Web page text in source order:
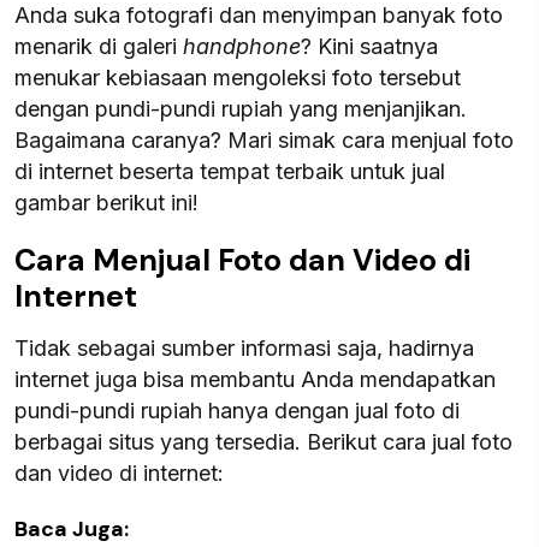
Anda suka fotografi dan menyimpan banyak foto
menarik di galeri handphone? Kini saatnya
menukar kebiasaan mengoleksi foto tersebut
dengan pundi-pundi rupiah yang menjanjikan.
Bagaimana caranya? Mari simak cara menjual foto
di internet beserta tempat terbaik untuk jual
gambar berikut ini!
Cara Menjual Foto dan Video di
Internet
Tidak sebagai sumber informasi saja, hadirnya
internet juga bisa membantu Anda mendapatkan
pundi-pundi rupiah hanya dengan jual foto di
berbagai situs yang tersedia. Berikut cara jual foto
dan video di internet:
Baca Juga: